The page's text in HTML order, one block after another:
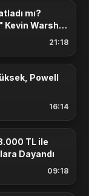
mı?
Kevin Warsh
21:18
Powell
16:14
TL ile
Dayandı
09:18